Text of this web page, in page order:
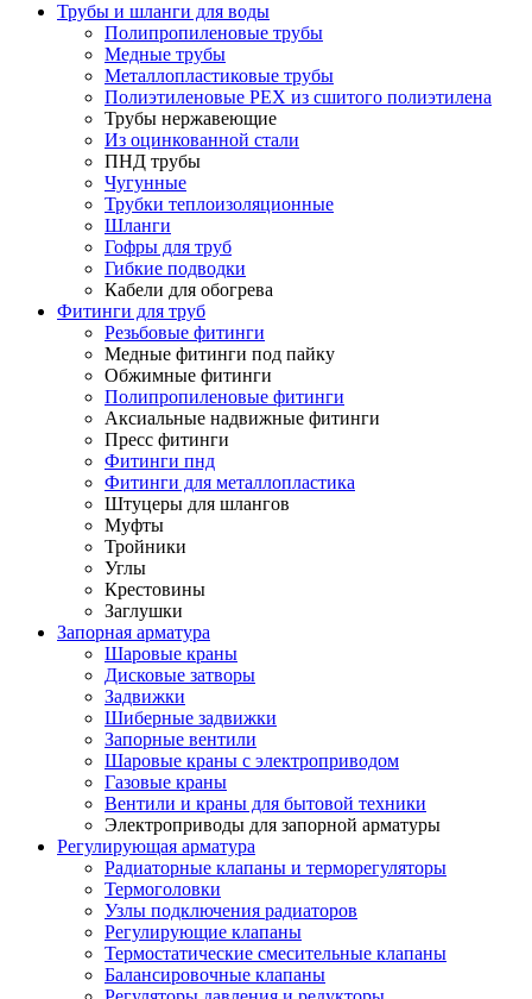
Трубы и шланги для воды
Полипропиленовые трубы
Медные трубы
Металлопластиковые трубы
Полиэтиленовые PEX из сшитого полиэтилена
Трубы нержавеющие
Из оцинкованной стали
ПНД трубы
Чугунные
Трубки теплоизоляционные
Шланги
Гофры для труб
Гибкие подводки
Кабели для обогрева
Фитинги для труб
Резьбовые фитинги
Медные фитинги под пайку
Обжимные фитинги
Полипропиленовые фитинги
Аксиальные надвижные фитинги
Пресс фитинги
Фитинги пнд
Фитинги для металлопластика
Штуцеры для шлангов
Муфты
Тройники
Углы
Крестовины
Заглушки
Запорная арматура
Шаровые краны
Дисковые затворы
Задвижки
Шиберные задвижки
Запорные вентили
Шаровые краны с электроприводом
Газовые краны
Вентили и краны для бытовой техники
Электроприводы для запорной арматуры
Регулирующая арматура
Радиаторные клапаны и терморегуляторы
Термоголовки
Узлы подключения радиаторов
Регулирующие клапаны
Термостатические смесительные клапаны
Балансировочные клапаны